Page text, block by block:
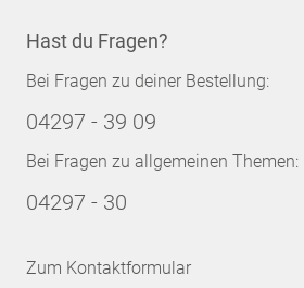
Hast du Fragen?
Bei Fragen zu deiner Bestellung:
04297 - 39 09
Bei Fragen zu allgemeinen Themen:
04297 - 30
Zum Kontaktformular